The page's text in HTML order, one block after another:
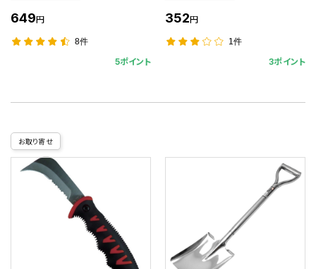
649円
8件
5ポイント
352円
1件
3ポイント
お取り寄せ